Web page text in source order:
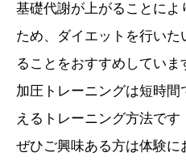
基礎代謝が上がることによ
ため、ダイエットを行いた
ることをおすすめしていま
加圧トレーニングは短時
えるトレーニング方法です
ぜひご興味ある方は体験に